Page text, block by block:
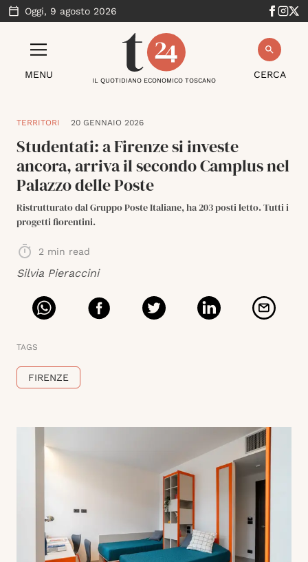
Oggi, 9 agosto 2026
MENU CERCA
IL QUOTIDIANO ECONOMICO TOSCANO
TERRITORI 20 GENNAIO 2026
Studentati: a Firenze si investe
ancora, arriva il secondo Camplus nel
Palazzo delle Poste
Ristrutturato dal Gruppo Poste Italiane, ha 203 posti letto. Tutti i
progetti fiorentini.
2 min read
Silvia Pieraccini
TAGS
FIRENZE